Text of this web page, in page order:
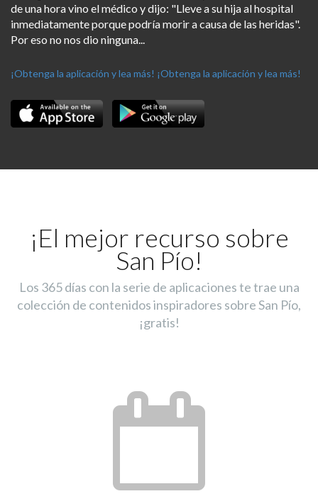
de una hora vino el médico y dijo: "Lleve a su hija al hospital
inmediatamente porque podría morir a causa de las heridas".
Por eso no nos dio ninguna...
¡Obtenga la aplicación y lea más! ¡Obtenga la aplicación y lea más!
¡El mejor recurso sobre
San Pío!
Los 365 días con la serie de aplicaciones te trae una
colección de contenidos inspiradores sobre San Pío,
¡gratis!